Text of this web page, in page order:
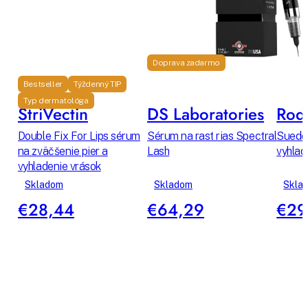
Bestseller
Týždenný TIP
Typ dermatológa
StriVectin
Double Fix For Lips sérum
na zväčšenie pier a
vyhladenie vrások
Skladom
€28,44
Doprava zadarmo
DS Laboratories
Sérum na rast rias Spectral
Lash
Skladom
€64,29